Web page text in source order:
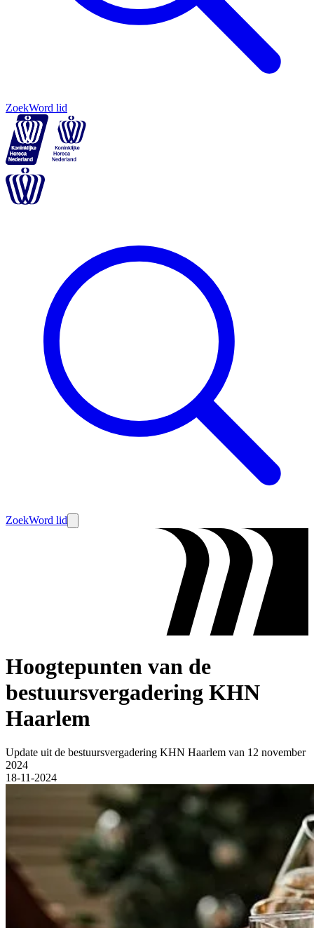
ZoekWord lid
ZoekWord lid
Hoogtepunten van de
bestuursvergadering KHN
Haarlem
Update uit de bestuursvergadering KHN Haarlem van 12 november
2024
18-11-2024